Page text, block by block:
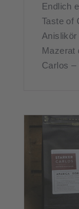
Endlich
Taste of
Mazerat
Carlos –